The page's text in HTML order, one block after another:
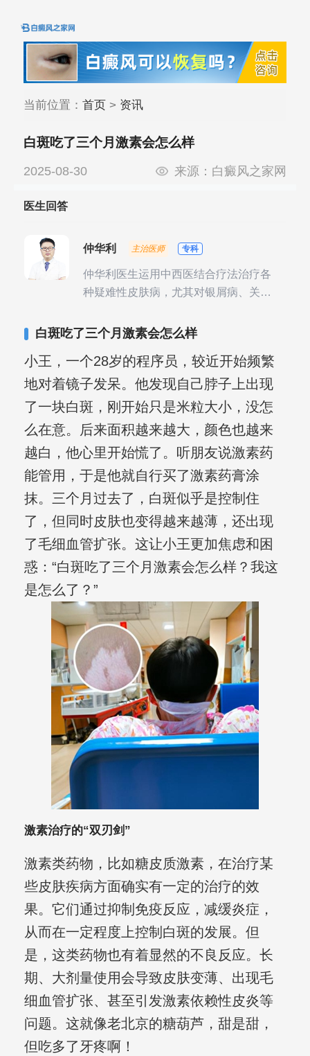
当前位置： 首页> 资讯
白斑吃了三个月激素会怎么样
2025-08-30 来源： 白癜风之家网
医生回答
仲华利 主治医师 专科
仲华利医生运用中西医结合疗法治疗各
种疑难性皮肤病，尤其对银屑病、关节
白斑吃了三个月激素会怎么样
小王，一个28岁的程序员，较近开始频繁
地对着镜子发呆。他发现自己脖子上出现
了一块白斑，刚开始只是米粒大小，没怎
么在意。后来面积越来越大，颜色也越来
越白，他心里开始慌了。听朋友说激素药
能管用，于是他就自行买了激素药膏涂
抹。三个月过去了，白斑似乎是控制住
了，但同时皮肤也变得越来越薄，还出现
了毛细血管扩张。这让小王更加焦虑和困
惑：“白斑吃了三个月激素会怎么样？我这
是怎么了？”
激素治疗的“双刃剑”
激素类药物，比如糖皮质激素，在治疗某
些皮肤疾病方面确实有一定的治疗的效
果。它们通过抑制免疫反应，减缓炎症，
从而在一定程度上控制白斑的发展。但
是，这类药物也有着显然的不良反应。长
期、大剂量使用会导致皮肤变薄、出现毛
细血管扩张、甚至引发激素依赖性皮炎等
问题。这就像老北京的糖葫芦，甜是甜，
但吃多了牙疼啊！